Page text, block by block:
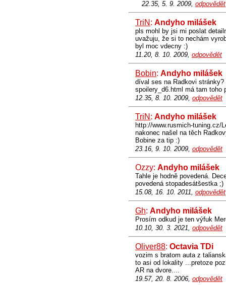
22.35, 5. 9. 2009, odpovědět
TriN : Andyho milášek
pls mohl by jsi mi poslat
uvažuju, že si to nechám
byl moc vdecny :)
11.20, 8. 10. 2009, odpovědět
Bobin: Andyho milášek
díval ses na Radkovi stránky?
spoilery_d6.html má tam toho
12.35, 8. 10. 2009, odpovědět
TriN : Andyho milášek
http://www.rusmich-tuning.cz/
nakonec našel na těch
Bobine za tip :)
23.16, 9. 10. 2009, odpovědět
Ozzy: Andyho milášek
Tahle je hodně povedená.
povedená stopadesátšestka ;)
15.08, 16. 10. 2011, odpovědět
Gh: Andyho milášek
Prosím odkud je ten výfuk
10.10, 30. 3. 2021, odpovědět
Oliver88: Octavia TDi
vozim s bratom auta z
to asi od lokality ...pretoze
AR na dvore....
19.57, 20. 8. 2006, odpovědět